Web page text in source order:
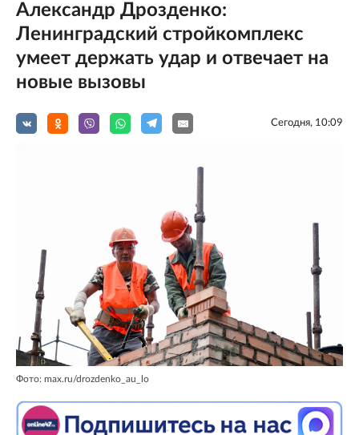
Александр Дрозденко:
Ленинградский стройкомплекс
умеет держать удар и отвечает на
новые вызовы
Сегодня, 10:09
Фото: max.ru/drozdenko_au_lo